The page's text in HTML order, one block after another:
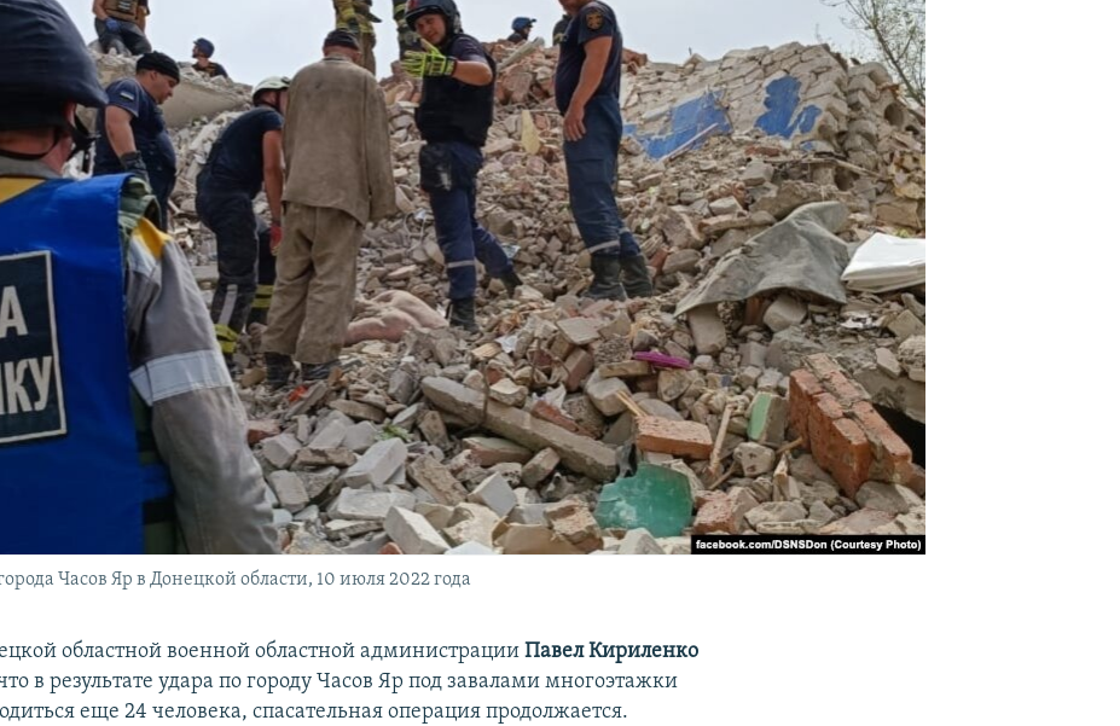
Часов Яр в Донецкой области, 10 июля 2022 года
областной военной областной администрацииПавел Кириленко
в результате удара по городу Часов Яр под завалами многоэтажки
еще 24 человека, спасательная операция продолжается.